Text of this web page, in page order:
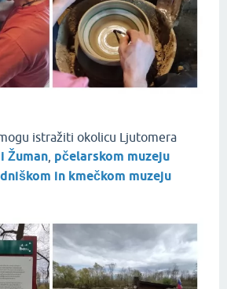
istražiti okolicu Ljutomera
Žuman pčelarskom muzeju
in kmečkom muzeju